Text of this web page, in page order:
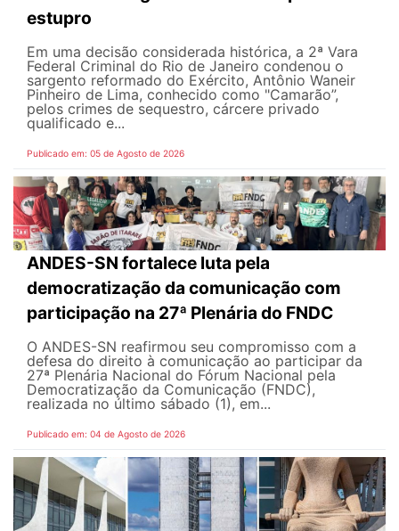
estupro
Em uma decisão considerada histórica, a 2ª Vara
Federal Criminal do Rio de Janeiro condenou o
sargento reformado do Exército, Antônio Waneir
Pinheiro de Lima, conhecido como "Camarão”,
pelos crimes de sequestro, cárcere privado
qualificado e...
Publicado em: 05 de Agosto de 2026
ANDES-SN fortalece luta pela
democratização da comunicação com
participação na 27ª Plenária do FNDC
O ANDES-SN reafirmou seu compromisso com a
defesa do direito à comunicação ao participar da
27ª Plenária Nacional do Fórum Nacional pela
Democratização da Comunicação (FNDC),
realizada no último sábado (1), em...
Publicado em: 04 de Agosto de 2026